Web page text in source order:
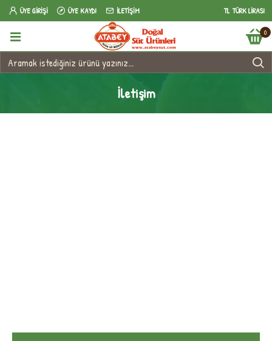
ÜYE GIRIŞI ÜYE KAYDI İLETIŞIM TL TÜRK LIRASI
0
İletişim